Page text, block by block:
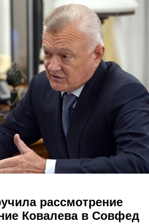
рассмотрение
Ковалева в Совфед